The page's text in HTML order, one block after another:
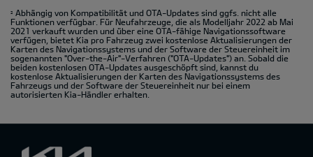
2
Abhängig von Kompatibilität und OTA-Updates sind ggfs. nicht alle
Funktionen verfügbar. Für Neufahrzeuge, die als Modelljahr 2022 ab Mai
2021 verkauft wurden und über eine OTA-fähige Navigationssoftware
verfügen, bietet Kia pro Fahrzeug zwei kostenlose Aktualisierungen der
Karten des Navigationssystems und der Software der Steuereinheit im
sogenannten "Over-the-Air"-Verfahren ("OTA-Updates") an. Sobald die
beiden kostenlosen OTA-Updates ausgeschöpft sind, kannst du
kostenlose Aktualisierungen der Karten des Navigationssystems des
Fahrzeugs und der Software der Steuereinheit nur bei einem
autorisierten Kia-Händler erhalten.